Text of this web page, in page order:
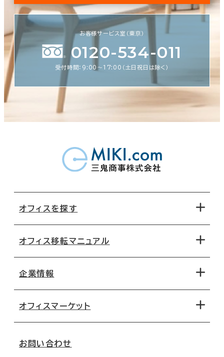
お客様サービス室（東京）
0120-534-011
受付時間：9:00〜17:00（土日祝日は除く）
オフィスを探す
地図から探す
路線・駅から探す
オフィス移転マニュアル
移転コストシミュレーション
移転スケジュール
オフィス移転Q&A
企業情報
オフィスマーケット
お問い合わせ